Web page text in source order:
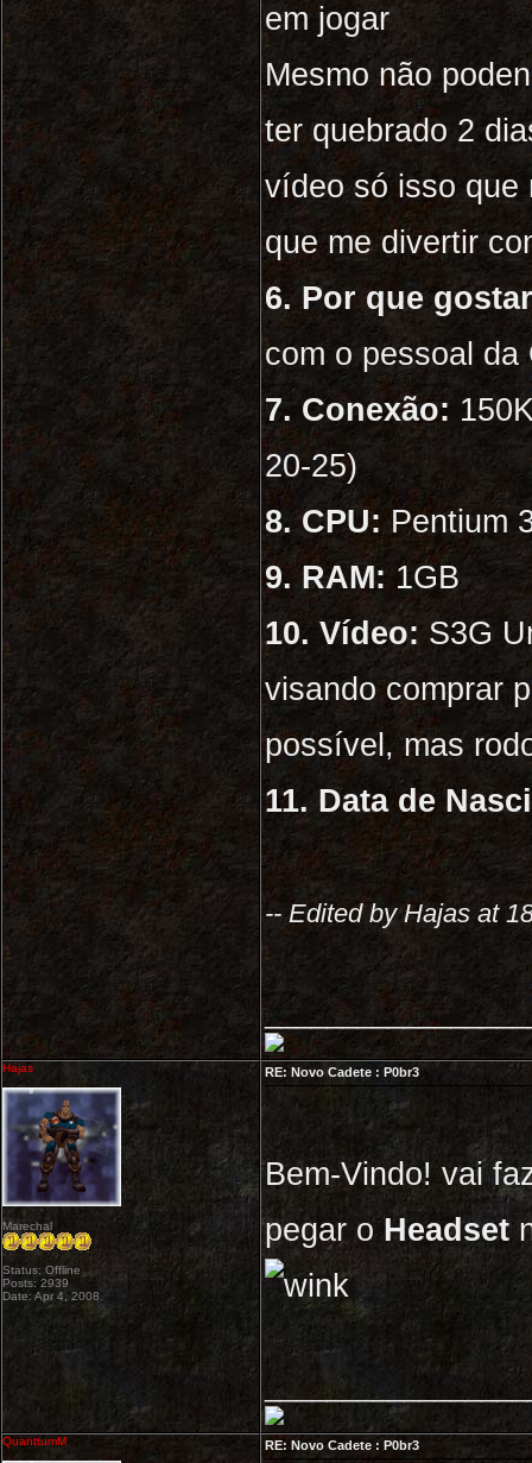
em jogar
Mesmo não
ter quebrado 2
vídeo só isso que
que me divertir
6. Por que
com o pessoal da
7. Conexão:
20-25)
8. CPU:Pentium
9. RAM: 1GB
10. Vídeo: S3G
visando comprar
possível, mas
11. Data de
-- Edited by Hajas at
Hajas
Marechal
Status: Offline
Posts: 2939
Date: Apr 4, 2008
RE: Novo Cadete : P0br3
Bem-Vindo! vai
pegar oHeadset
QuanttumM RE: Novo Cadete : P0br3